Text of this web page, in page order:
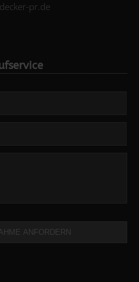
pr.de
ANFORDERN